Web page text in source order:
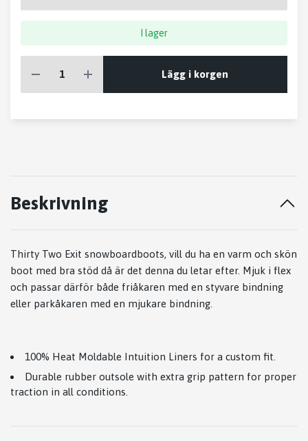
I lager
Lägg i korgen
Beskrivning
Thirty Two Exit snowboardboots, vill du ha en varm och skön
boot med bra stöd då är det denna du letar efter. Mjuk i flex
och passar därför både friåkaren med en styvare bindning
eller parkåkaren med en mjukare bindning.
100% Heat Moldable Intuition Liners for a custom fit.
Durable rubber outsole with extra grip pattern for proper
traction in all conditions.